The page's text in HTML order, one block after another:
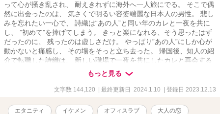
って心が掻き乱され、 耐えきれずに海外へ一人旅にでる。 そこで偶
然に出会ったのは、 気さくで明るい容姿端麗な日本人の男性。 悲し
みを忘れたい一心で、 詩織は“あの人”と同い年のカレと一夜を共に
し、 ”初めて”を捧げてしまう。 きっと楽になれる、そう思ったはず
だったのに、 残ったのは虚しさだけ。 やっぱり”あの人”にしか心が
動かないと痛感し、 その場をそっと立ち去った。 帰国後、知人の紹
介で転職した詩織は、 新しい職場で一夜を共にしたカレと再会する
ことに。 しかもカレはその会社の社長だったーー！ 叶わぬ恋を拗ら
せた主人公の 一夜の過ちから始まるラブストーリー。 ※この作品は
エブリスタ様、ムーンライトノベルズ様でも掲載しています。
もっと見る
文字数 144,120 | 最終更新日 2024.1.10 | 登録日 2023.12.13
エタニティ イケメン オフィスラブ 大人の恋